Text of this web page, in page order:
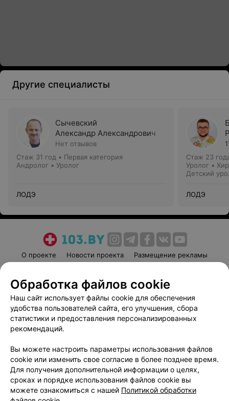
Другие специалисты
Сычевский
Александр Александрович
Нет отзывов
Стаж 31 год • Первая категория
Андролог • Уролог
ЛОДЭ
Стаж 23
Уролог •
Детский
ЛОДЭ
О проекте Новости проекта
Размещение рекламы
Пользовательское соглашение
Способы оплаты
Вакансии
Партнеры
Написать руководителю 103.by
Обработка персональных данных
Обработка файлов cookie
Наш сайт использует файлы cookie для обеспечения
удобства пользователей сайта, его улучшения, сбора
статистики и предоставления персонализированных
рекомендаций.
Вы можете настроить параметры использования файлов
cookie или изменить свое согласие в более позднее время.
Для получения дополнительной информации о целях,
сроках и порядке использования файлов cookie вы
можете ознакомиться с нашей Политикой обработки